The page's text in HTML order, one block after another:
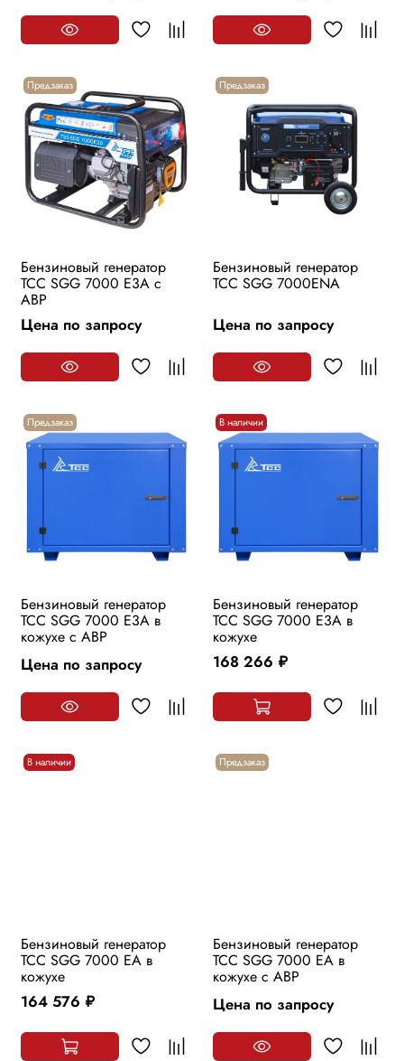
Предзаказ
Бензиновый генератор
ТСС SGG 7000 E3A с
АВР
Цена по запросу
Предзаказ
Бензиновый генератор
ТСС SGG 7000ENA
Цена по запросу
Предзаказ
Бензиновый генератор
ТСС SGG 7000 E3A в
кожухе с АВР
Цена по запросу
В наличии
Бензиновый генератор
ТСС SGG 7000 E3A в
кожухе
168 266 руб.
В наличии
Бензиновый генератор
ТСС SGG 7000 EA в
кожухе
164 576 руб.
Предзаказ
Бензиновый генератор
ТСС SGG 7000 EA в
кожухе с АВР
Цена по запросу